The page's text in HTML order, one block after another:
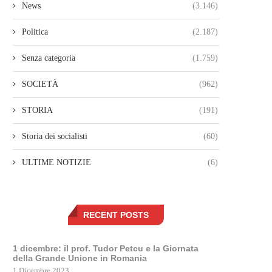
News (3.146)
Politica (2.187)
Senza categoria (1.759)
SOCIETÀ (962)
STORIA (191)
Storia dei socialisti (60)
ULTIME NOTIZIE (6)
RECENT POSTS
1 dicembre: il prof. Tudor Petcu e la Giornata
della Grande Unione in Romania